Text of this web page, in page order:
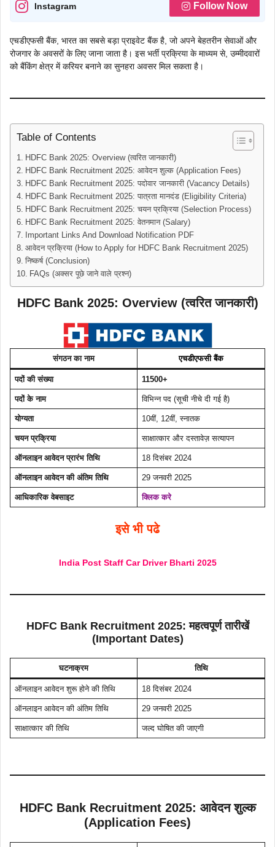
Instagram Follow Now
एचडीएफसी बैंक, भारत का सबसे बड़ा प्राइवेट बैंक है, जो अपने बेहतरीन सेवाओं और
रोजगार के अवसरों के लिए जाना जाता है। इस भर्ती प्रक्रिया के माध्यम से, उम्मीदवारों
को बैंकिंग क्षेत्र में करियर बनाने का सुनहरा अवसर मिल सकता है।
Table of Contents
HDFC Bank 2025: Overview (त्वरित जानकारी)
HDFC Bank Recruitment 2025: आवेदन शुल्क (Application Fees)
HDFC Bank Recruitment 2025: पदोवार जानकारी (Vacancy Details)
HDFC Bank Recruitment 2025: पात्रता मानदंड (Eligibility Criteria)
HDFC Bank Recruitment 2025: चयन प्रक्रिया (Selection Process)
HDFC Bank Recruitment 2025: वेतनमान (Salary)
Important Links And Download Notification PDF
आवेदन प्रक्रिया (How to Apply for HDFC Bank Recruitment 2025)
निष्कर्ष (Conclusion)
FAQs (अक्सर पूछे जाने वाले प्रश्न)
HDFC Bank 2025: Overview (त्वरित जानकारी)
संगठन का नाम एचडीएफसी बैंक
पदों की संख्या 11500+
पदों के नाम विभिन्न पद (सूची नीचे दी गई है)
योग्यता 10वीं, 12वीं, स्नातक
चयन प्रक्रिया साक्षात्कार और दस्तावेज़ सत्यापन
ऑनलाइन आवेदन प्रारंभ तिथि 18 दिसंबर 2024
ऑनलाइन आवेदन की अंतिम तिथि 29 जनवरी 2025
आधिकारिक वेबसाइट क्लिक करे
इसे भी पढे
India Post Staff Car Driver Bharti 2025
HDFC Bank Recruitment 2025: महत्वपूर्ण तारीखें
(Important Dates)
घटनाक्रम तिथि
ऑनलाइन आवेदन शुरू होने की तिथि 18 दिसंबर 2024
ऑनलाइन आवेदन की अंतिम तिथि 29 जनवरी 2025
साक्षात्कार की तिथि जल्द घोषित की जाएगी
HDFC Bank Recruitment 2025: आवेदन शुल्क
(Application Fees)